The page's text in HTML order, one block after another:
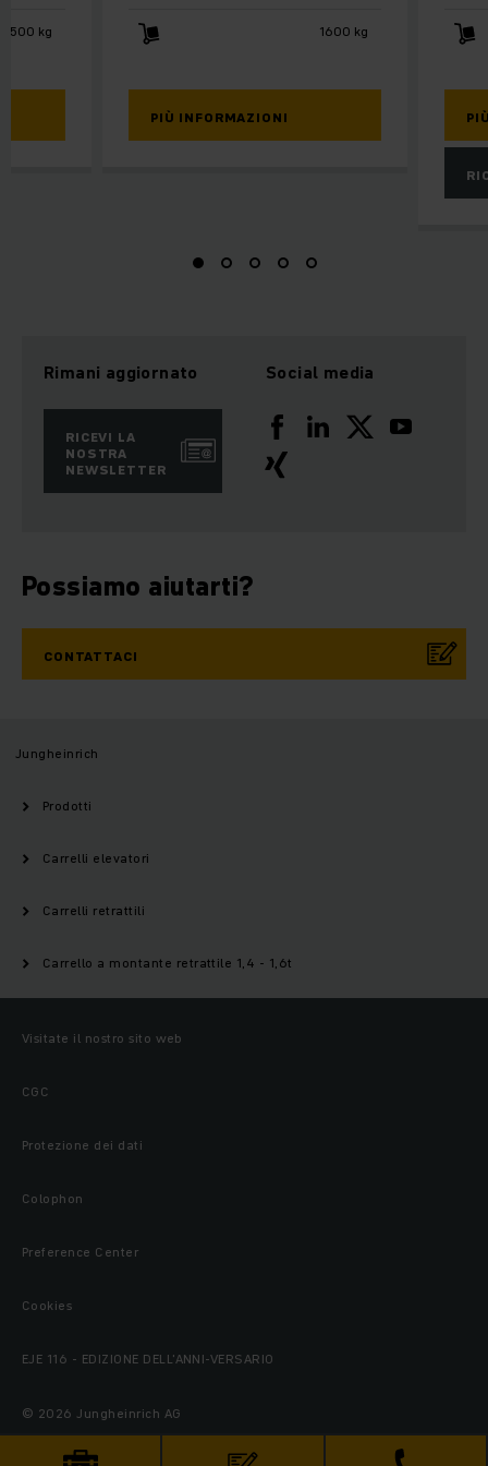
1600 kg
PIÙ INFORMAZIONI
kg
Rimani aggiornato
RICEVI LA
NOSTRA
NEWSLETTER
Social media
Possiamo aiutarti?
CONTATTACI
Jungheinrich
Prodotti
Carrelli elevatori
Carrelli retrattili
Carrello a montante retrattile 1,4 - 1,6t
Visitate il nostro sito web
CGC
Protezione dei dati
Colophon
Preference Center
Cookies
EJE 116 - EDIZIONE DELL'ANNI-VERSARIO
© 2026 Jungheinrich AG